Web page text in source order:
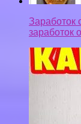
Заработок
заработок